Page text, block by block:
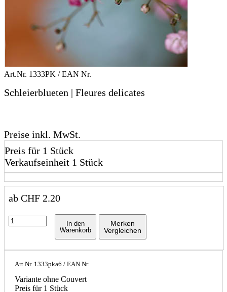
Art.Nr. 1333PK / EAN Nr.
Schleierblueten | Fleures delicates
Preise inkl. MwSt.
Preis für 1 Stück
Verkaufseinheit 1 Stück
ab CHF 2.20
In den
Warenkorb
Merken
Vergleichen
Art.Nr. 1333pka6 / EAN Nr.
Variante ohne Couvert
Preis für 1 Stück